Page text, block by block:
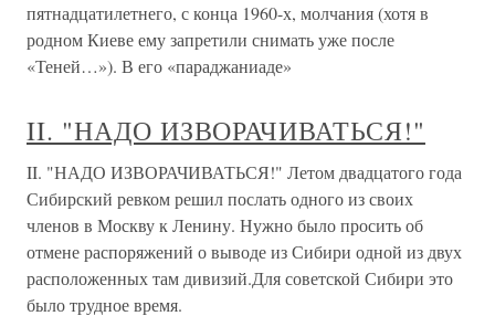
пятнадцатилетнего, с конца 1960-х, молчания (хотя в
родном Киеве ему запретили снимать уже после
«Теней…»). В его «параджаниаде»
II. "НАДО ИЗВОРАЧИВАТЬСЯ!"
II. "НАДО ИЗВОРАЧИВАТЬСЯ!" Летом двадцатого года
Сибирский ревком решил послать одного из своих
членов в Москву к Ленину. Нужно было просить об
отмене распоряжений о выводе из Сибири одной из двух
расположенных там дивизий.Для советской Сибири это
было трудное время.